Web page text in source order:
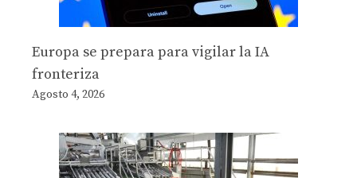
Europa se prepara para vigilar la IA
fronteriza
Agosto 4, 2026